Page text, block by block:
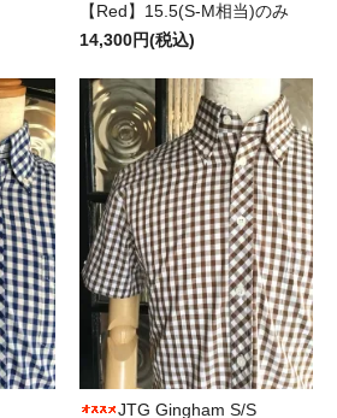
【Red】15.5(S-M相当)のみ
14,300円(税込)
JTG Gingham S/S